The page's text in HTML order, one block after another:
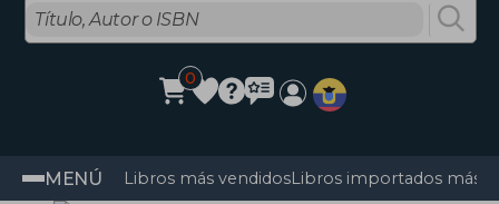
0
MENÚ Libros más vendidosLibros importados más